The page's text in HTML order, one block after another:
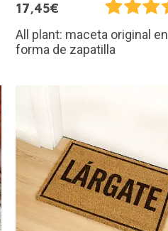
17,45€
All plant: maceta original en
forma de zapatilla